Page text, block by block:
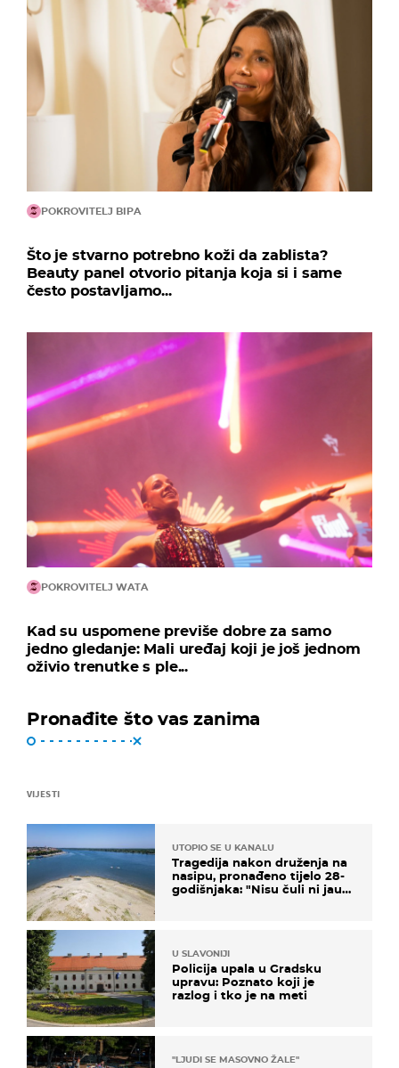
POKROVITELJ BIPA
Što je stvarno potrebno koži da zablista?
Beauty panel otvorio pitanja koja si i same
često postavljamo...
POKROVITELJ WATA
Kad su uspomene previše dobre za samo
jedno gledanje: Mali uređaj koji je još jednom
oživio trenutke s ple...
Pronađite što vas zanima
VIJESTI
UTOPIO SE U KANALU
Tragedija nakon druženja na
nasipu, pronađeno tijelo 28-
godišnjaka: "Nisu čuli ni jauk
U SLAVONIJI
Policija upala u Gradsku
upravu: Poznato koji je
razlog i tko je na meti
"LJUDI SE MASOVNO ŽALE"